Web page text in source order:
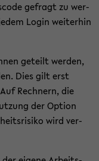
ge­fragt zu wer­
Login wei­ter­hin
ge­teilt wer­den,
Dies gilt erst
Rech­nern, die
der Op­ti­on
wird ver­